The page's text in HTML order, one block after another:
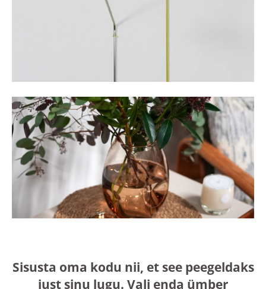
Sisusta oma kodu nii, et see peegeldaks
just sinu lugu. Vali enda ümber